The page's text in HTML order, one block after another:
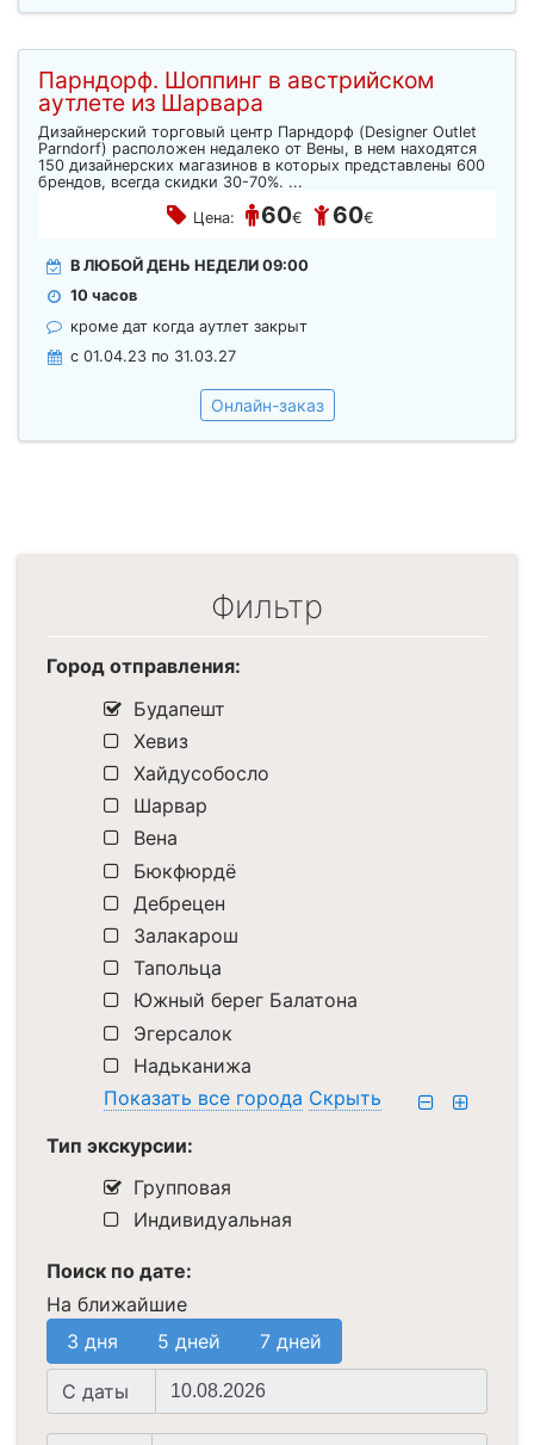
Парндорф. Шоппинг в австрийском
аутлете из Шарвара
Дизайнерский торговый центр Парндорф (Designer Outlet
Parndorf) расположен недалеко от Вены, в нем находятся
150 дизайнерских магазинов в которых представлены 600
брендов, всегда скидки 30-70%. ...
Цена: 60€ 60€
В ЛЮБОЙ ДЕНЬ НЕДЕЛИ 09:00
10 часов
кроме дат когда аутлет закрыт
c 01.04.23 по 31.03.27
Онлайн-заказ
Фильтр
Город отправления:
Будапешт
Хевиз
Хайдусобосло
Шарвар
Вена
Бюкфюрдё
Дебрецен
Залакарош
Тапольца
Южный берег Балатона
Эгерсалок
Надьканижа
Показать все города Скрыть
Тип экскурсии:
Групповая
Индивидуальная
Поиск по дате:
На ближайшие
3 дня
5 дней
7 дней
Начальная
дата
C даты